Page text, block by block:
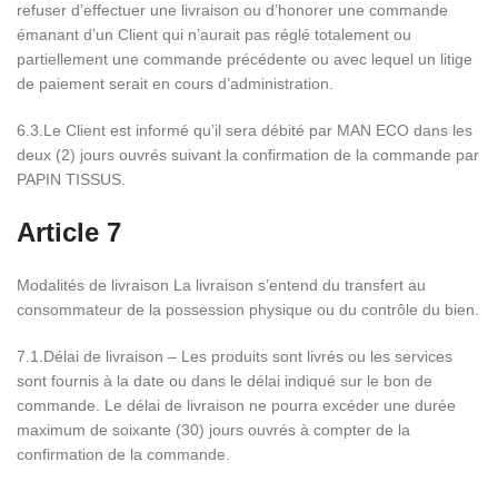
refuser d’effectuer une livraison ou d’honorer une commande
émanant d’un Client qui n’aurait pas réglé totalement ou
partiellement une commande précédente ou avec lequel un litige
de paiement serait en cours d’administration.
6.3.Le Client est informé qu’il sera débité par MAN ECO dans les
deux (2) jours ouvrés suivant la confirmation de la commande par
PAPIN TISSUS.
Article 7
Modalités de livraison La livraison s’entend du transfert au
consommateur de la possession physique ou du contrôle du bien.
7.1.Délai de livraison – Les produits sont livrés ou les services
sont fournis à la date ou dans le délai indiqué sur le bon de
commande. Le délai de livraison ne pourra excéder une durée
maximum de soixante (30) jours ouvrés à compter de la
confirmation de la commande.